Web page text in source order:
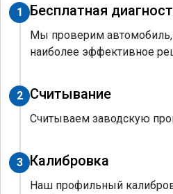
1 Бесплатная
Мы проверим
наиболее эффективное
2 Считывание
Считываем заводскую
3 Калибровка
Наш профильный